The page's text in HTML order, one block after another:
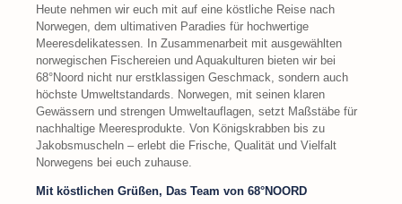
Heute nehmen wir euch mit auf eine köstliche Reise nach
Norwegen, dem ultimativen Paradies für hochwertige
Meeresdelikatessen. In Zusammenarbeit mit ausgewählten
norwegischen Fischereien und Aquakulturen bieten wir bei
68°Noord nicht nur erstklassigen Geschmack, sondern auch
höchste Umweltstandards. Norwegen, mit seinen klaren
Gewässern und strengen Umweltauflagen, setzt Maßstäbe für
nachhaltige Meeresprodukte. Von Königskrabben bis zu
Jakobsmuscheln – erlebt die Frische, Qualität und Vielfalt
Norwegens bei euch zuhause.
Mit köstlichen Grüßen, Das Team von 68°NOORD